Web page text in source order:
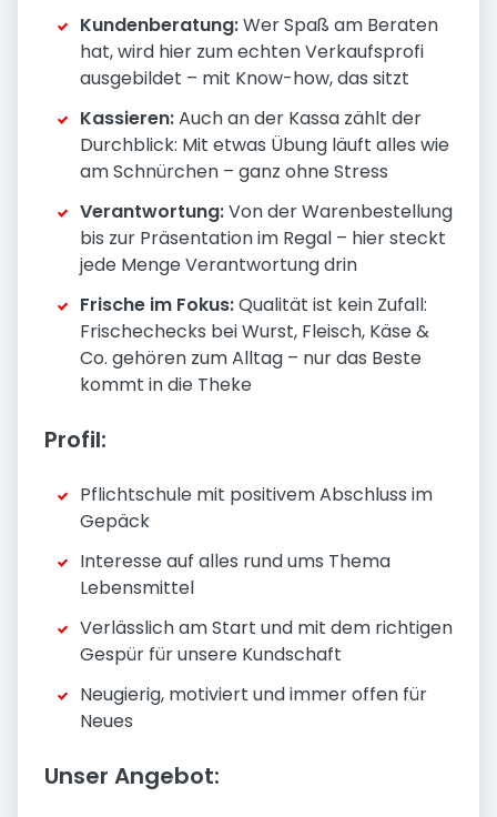
Kundenberatung:Wer Spaß am Beraten
hat, wird hier zum echten Verkaufsprofi
ausgebildet – mit Know-how, das sitzt
Kassieren:Auch an der Kassa zählt der
Durchblick: Mit etwas Übung läuft alles wie
am Schnürchen – ganz ohne Stress
Verantwortung:Von der Warenbestellung
bis zur Präsentation im Regal – hier steckt
jede Menge Verantwortung drin
Frische im Fokus:Qualität ist kein Zufall:
Frischechecks bei Wurst, Fleisch, Käse &
Co. gehören zum Alltag – nur das Beste
kommt in die Theke
Profil:
Pflichtschule mit positivem Abschluss im
Gepäck
Interesse auf alles rund ums Thema
Lebensmittel
Verlässlich am Start und mit dem richtigen
Gespür für unsere Kundschaft
Neugierig, motiviert und immer offen für
Neues
Unser Angebot: